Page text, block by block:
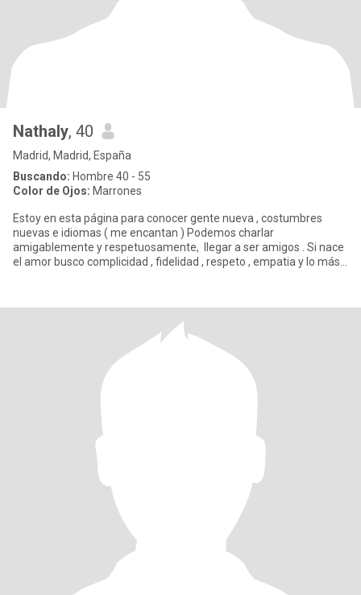
Nathaly, 40
Madrid, Madrid, España
Buscando: Hombre 40 - 55
Color de Ojos: Marrones
Estoy en esta página para conocer gente nueva , costumbres
nuevas e idiomas ( me encantan ) Podemos charlar
amigablemente y respetuosamente, llegar a ser amigos . Si nace
el amor busco complicidad , fidelidad , respeto , empatia y lo más